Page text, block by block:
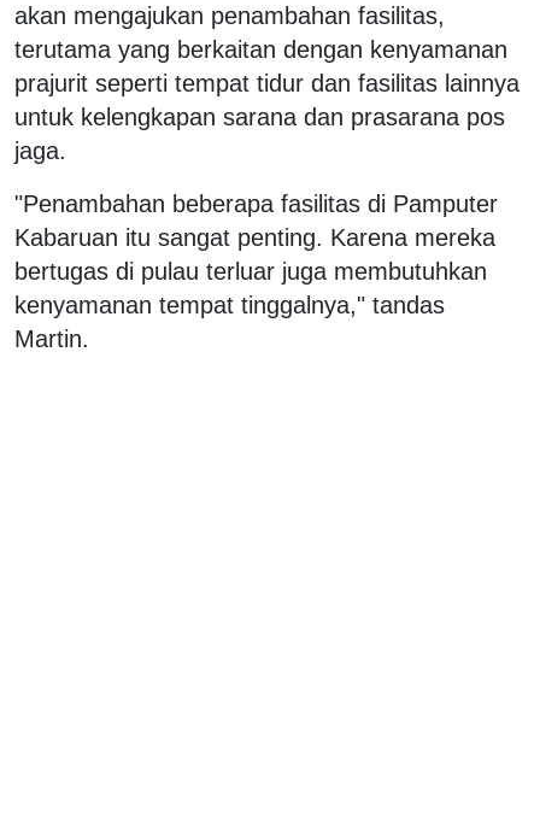
akan mengajukan penambahan fasilitas,
terutama yang berkaitan dengan kenyamanan
prajurit seperti tempat tidur dan fasilitas lainnya
untuk kelengkapan sarana dan prasarana pos
jaga.
"Penambahan beberapa fasilitas di Pamputer
Kabaruan itu sangat penting. Karena mereka
bertugas di pulau terluar juga membutuhkan
kenyamanan tempat tinggalnya," tandas
Martin.